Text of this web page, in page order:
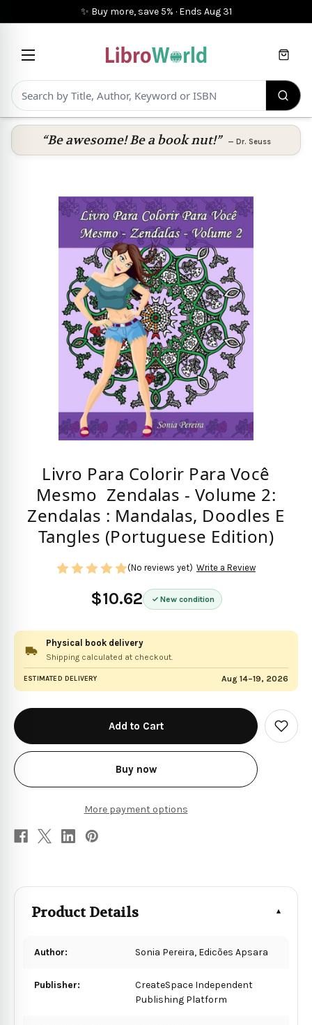
✨ Buy more, save 5% · Ends Aug 31
Cart
“Be awesome! Be a book nut!” — Dr. Seuss
Livro Para Colorir Para Você
Mesmo  Zendalas - Volume 2:
Zendalas : Mandalas, Doodles E
Tangles (Portuguese Edition)
$10.62 New condition
(No reviews yet) Write a Review
Physical book delivery
Shipping calculated at checkout.
ESTIMATED DELIVERY Aug 14–19, 2026
in
stock
Buy now
More payment options
Add
to
Product Details
Author: Sonia Pereira, Edicões Apsara
Publisher:
CreateSpace Independent
Publishing Platform